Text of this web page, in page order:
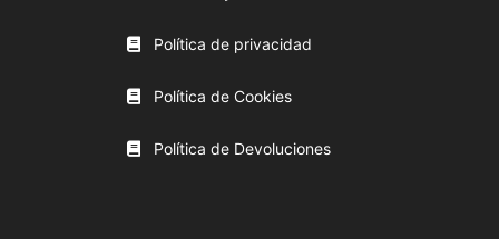
Política de privacidad
Política de Cookies
Política de Devoluciones